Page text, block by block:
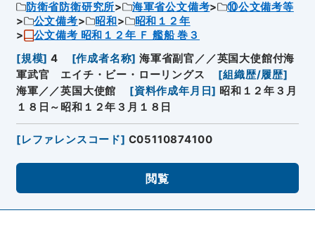
防衛省防衛研究所 海軍省公文備考
⑩公文備考等
公文備考
昭和
昭和１２年
公文備考 昭和１２年 Ｆ 艦船 巻３
[規模] 4 [作成者名称] 海軍省副官／／英国大使館付海
軍武官 エイチ・ビー・ローリングス
[組織歴/履歴]
海軍／／英国大使館
[資料作成年月日] 昭和１２年３月
１８日～昭和１２年３月１８日
[レファレンスコード] C05110874100
閲覧